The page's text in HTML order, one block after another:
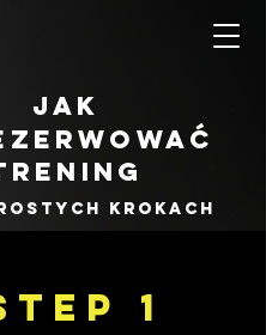
Jak
krokach
1